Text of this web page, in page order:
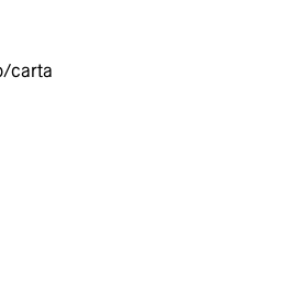
carta